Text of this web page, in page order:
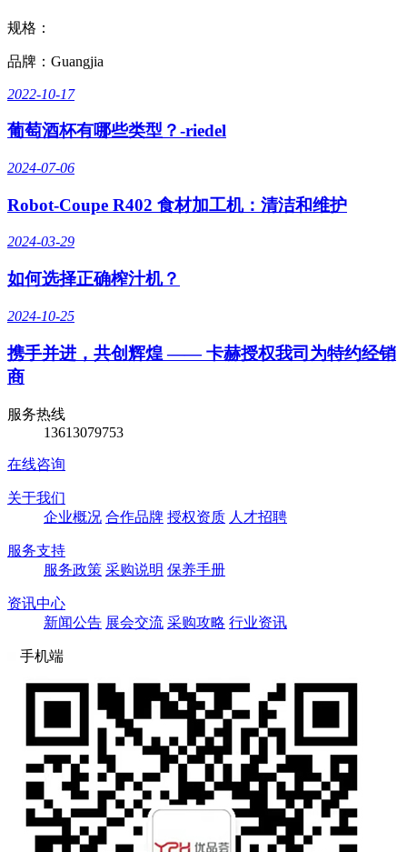
规格：
品牌：Guangjia
2022-10-17
葡萄酒杯有哪些类型？-riedel
2024-07-06
Robot-Coupe R402 食材加工机：清洁和维护
2024-03-29
如何选择正确榨汁机？
2024-10-25
携手并进，共创辉煌 —— 卡赫授权我司为特约经销
商
服务热线
13613079753
在线咨询
关于我们
企业概况 合作品牌 授权资质 人才招聘
服务支持
服务政策 采购说明 保养手册
资讯中心
新闻公告 展会交流 采购攻略 行业资讯
手机端